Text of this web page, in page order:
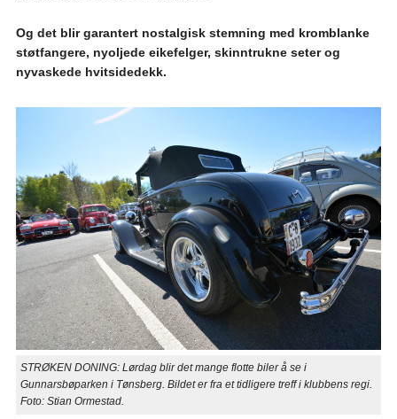
Og det blir garantert nostalgisk stemning med kromblanke
støtfangere, nyoljede eikefelger, skinntrukne seter og
nyvaskede hvitsidedekk.
STRØKEN DONING: Lørdag blir det mange flotte biler å se i
Gunnarsbøparken i Tønsberg. Bildet er fra et tidligere treff i klubbens regi.
Foto: Stian Ormestad.